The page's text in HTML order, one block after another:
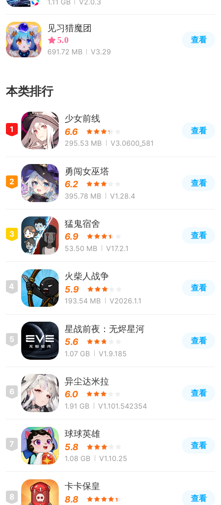
1.11 GB V2.0.3
见习猎魔团
5.0
691.72 MB V3.29
查看
本类排行
1
少女前线
6.6
295.53 MB V3.0600_581
查看
2
勇闯女巫塔
6.2
395.78 MB V1.28.4
查看
3
猛鬼宿舍
6.9
53.50 MB V17.2.1
查看
4
火柴人战争
5.9
193.54 MB V2026.1.1
查看
5
星战前夜：无烬星河
5.6
1.07 GB V1.9.185
查看
6
异尘达米拉
6.0
1.91 GB V1.101.542354
查看
7
球球英雄
5.8
1.08 GB V1.10.25
查看
8
卡卡保皇
8.8
查看